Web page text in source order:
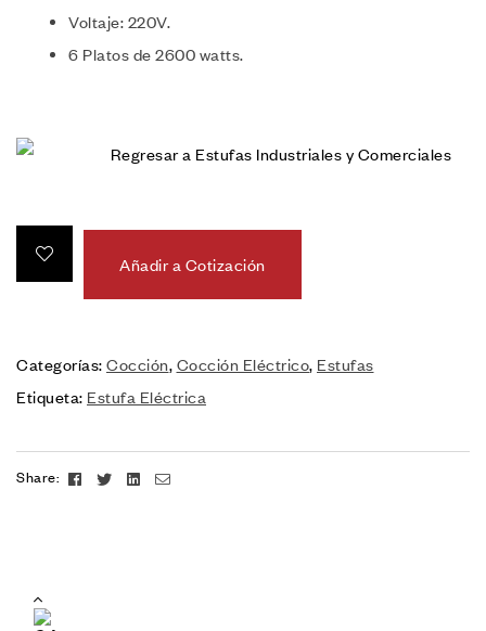
Voltaje: 220V.
6 Platos de 2600 watts.
Regresar a Estufas Industriales y Comerciales
Añadir a Cotización
Categorías: Cocción, Cocción Eléctrico, Estufas
Etiqueta: Estufa Eléctrica
Share: FacebookTwitterLinkedin
Email